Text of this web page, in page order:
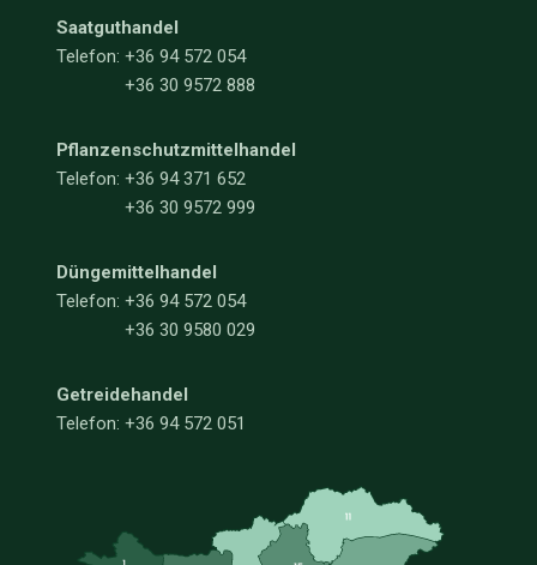
Saatguthandel
Telefon: +36 94 572 054
+36 30 9572 888
Pflanzenschutzmittelhandel
Telefon: +36 94 371 652
+36 30 9572 999
Düngemittelhandel
Telefon: +36 94 572 054
+36 30 9580 029
Getreidehandel
Telefon: +36 94 572 051